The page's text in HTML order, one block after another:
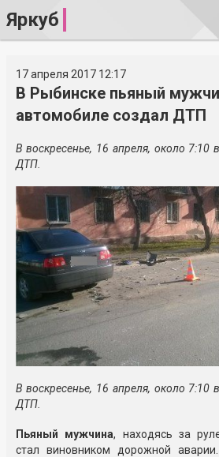
Яркуб
17 апреля 2017 12:17
В Рыбинске пьяный
автомобиле создал ДТП
В воскресенье, 16 апреля, около
ДТП.
В воскресенье, 16 апреля, около
ДТП.
Пьяный мужчина, находясь за
стал виновником дорожной